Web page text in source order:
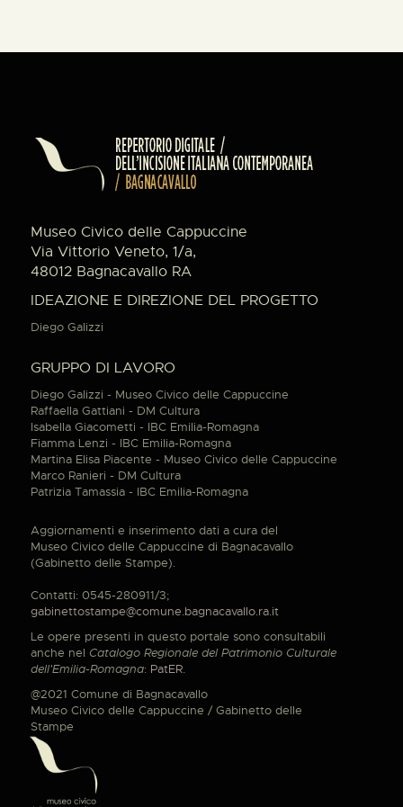
Museo Civico delle Cappuccine
Via Vittorio Veneto, 1/a,
48012 Bagnacavallo RA
IDEAZIONE E DIREZIONE DEL PROGETTO
Diego Galizzi
GRUPPO DI LAVORO
Diego Galizzi - Museo Civico delle Cappuccine
Raffaella Gattiani - DM Cultura
Isabella Giacometti - IBC Emilia-Romagna
Fiamma Lenzi - IBC Emilia-Romagna
Martina Elisa Piacente - Museo Civico delle Cappuccine
Marco Ranieri - DM Cultura
Patrizia Tamassia - IBC Emilia-Romagna
Aggiornamenti e inserimento dati a cura del
Museo Civico delle Cappuccine di Bagnacavallo
(Gabinetto delle Stampe).
Contatti: 0545-280911/3;
gabinettostampe@comune.bagnacavallo.ra.it
Le opere presenti in questo portale sono consultabili
anche nel Catalogo Regionale del Patrimonio Culturale
dell'Emilia-Romagna: PatER.
@2021 Comune di Bagnacavallo
Museo Civico delle Cappuccine / Gabinetto delle
Stampe